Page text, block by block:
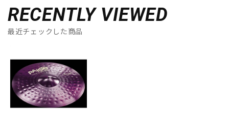
RECENTLY VIEWED
最近チェックした商品